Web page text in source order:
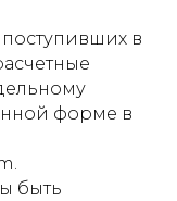
поступивших в
форме в
быть